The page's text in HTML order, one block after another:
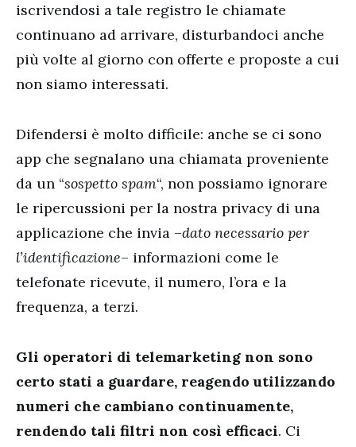
iscrivendosi a tale registro le chiamate
continuano ad arrivare, disturbandoci anche
più volte al giorno con offerte e proposte a cui
non siamo interessati.
Difendersi è molto difficile: anche se ci sono
app che segnalano una chiamata proveniente
da un “sospetto spam“, non possiamo ignorare
le ripercussioni per la nostra privacy di una
applicazione che invia –dato necessario per
l’identificazione– informazioni come le
telefonate ricevute, il numero, l’ora e la
frequenza, a terzi.
Gli operatori di telemarketing non sono
certo stati a guardare, reagendo utilizzando
numeri che cambiano continuamente,
rendendo tali filtri non così efficaci. Ci